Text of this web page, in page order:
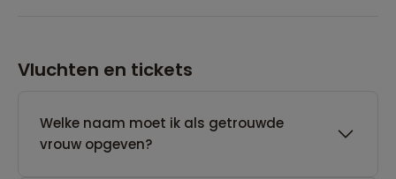
Vluchten en tickets
Welke naam moet ik als getrouwde
vrouw opgeven?